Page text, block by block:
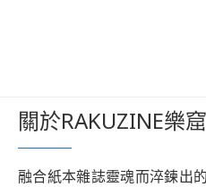
關於RAKUZINE樂
融合紙本雜誌靈魂而淬鍊出